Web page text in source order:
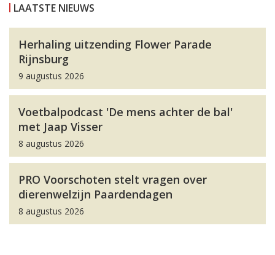
LAATSTE NIEUWS
Herhaling uitzending Flower Parade
Rijnsburg
9 augustus 2026
Voetbalpodcast 'De mens achter de bal'
met Jaap Visser
8 augustus 2026
PRO Voorschoten stelt vragen over
dierenwelzijn Paardendagen
8 augustus 2026